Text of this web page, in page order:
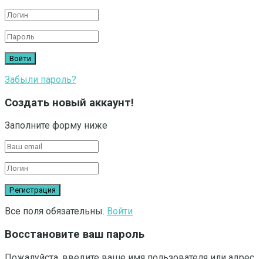
Забыли пароль?
Создать новый аккаунт!
Заполните форму ниже
Все поля обязательны. Войти
Восстановите ваш пароль